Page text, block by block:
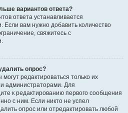
вариантов ответа?
ответа устанавливается
вам нужно добавить количество
свяжитесь с
опрос?
редактироваться только их
администраторами. Для
к редактированию первого сообщения
с ним. Если никто не успел
опрос или отредактировать любой